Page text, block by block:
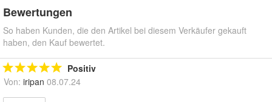
Bewertungen
So haben Kunden, die den Artikel bei diesem Verkäufer gekauft
haben, den Kauf bewertet.
Positiv
Von: iripan 08.07.24